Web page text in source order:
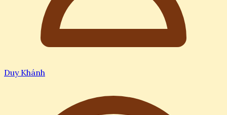
Duy Khánh